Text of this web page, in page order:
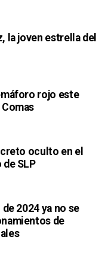
la joven estrella del
rojo este
oculto en el
SLP
2024 ya no se
de